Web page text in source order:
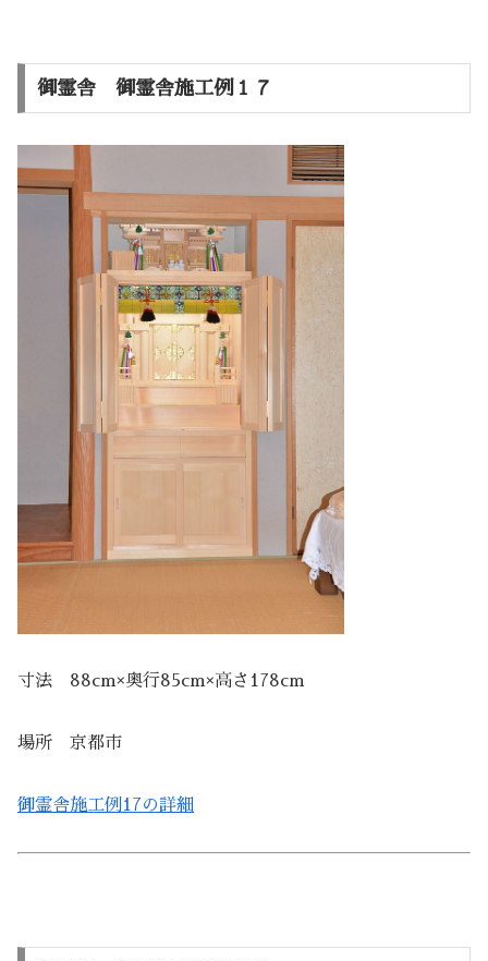
御霊舎 御霊舎施工例１７
寸法 88cm×奥行85cm×高さ178cm
場所 京都市
御霊舎施工例17の詳細